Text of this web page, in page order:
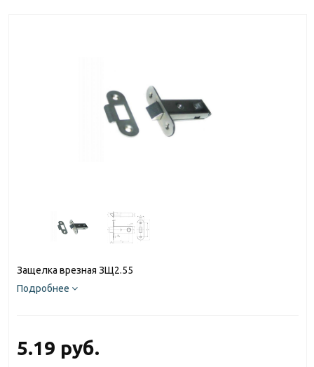
Защелка врезная ЗЩ2.55
Подробнее
5.19 руб.